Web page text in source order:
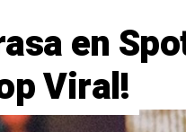
en
Viral!